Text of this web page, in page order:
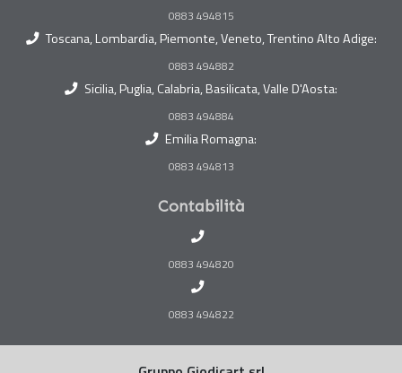
0883 494815
Toscana, Lombardia, Piemonte, Veneto, Trentino Alto Adige:
0883 494882
Sicilia, Puglia, Calabria, Basilicata, Valle D'Aosta:
0883 494884
Emilia Romagna:
0883 494813
Contabilità
0883 494820
0883 494822